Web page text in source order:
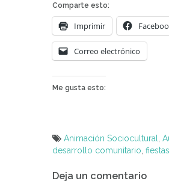
Comparte esto:
Imprimir
Correo electrónico
Me gusta esto:
Animación Sociocultural
desarrollo comunitario fiestas
Deja un comentario